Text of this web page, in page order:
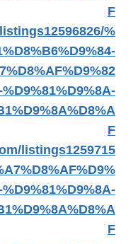
F
%
%D9%81%D9%8A-
F
listings1259715
%D9%81%D9%8A-
F